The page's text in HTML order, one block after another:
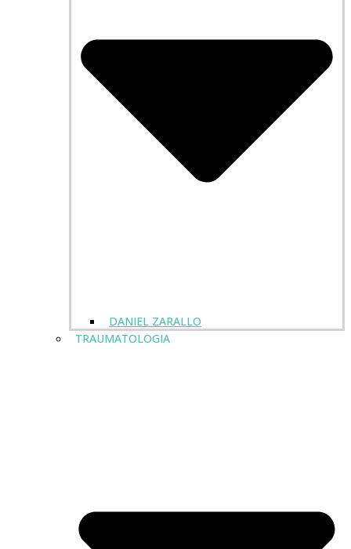
DANIEL ZARALLO
TRAUMATOLOGIA